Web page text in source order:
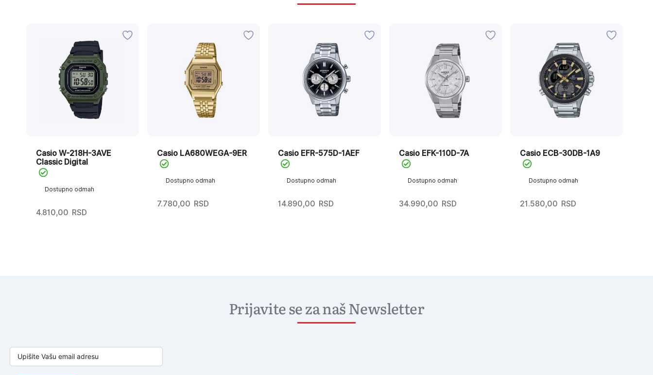
Dostupno odmah
Casio W-218H-3AVE
Classic Digital
4.810,00 RSD
Dostupno odmah
Casio LA680WEGA-9ER
7.780,00 RSD
Dostupno odmah
Casio EFR-575D-1AEF
14.890,00 RSD
Dostupno odmah
Casio EFK-110D-7A
34.990,00 RSD
Dostupno odmah
Casio ECB-30DB-1A9
21.580,00 RSD
Prijavite se za naš Newsletter